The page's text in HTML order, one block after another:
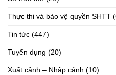
Thực thi và bảo vệ quyền SHTT
Tin tức (447)
Tuyển dụng (20)
Xuất cảnh – Nhập cảnh (10)